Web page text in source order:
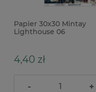
Papier 30x30 Mintay
Lighthouse 06
4,40 zł
- +